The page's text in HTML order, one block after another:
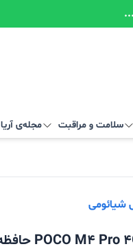
سلامت و مراقبت مجله‌ی آریا
شیائومی